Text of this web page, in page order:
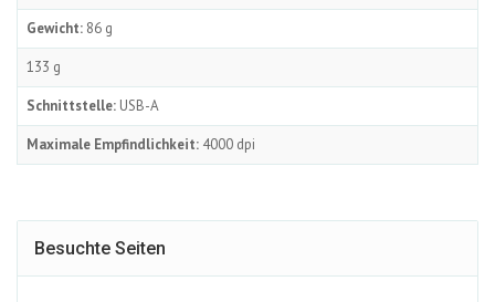
Gewicht: 86 g
133 g
Schnittstelle: USB-A
Maximale Empfindlichkeit: 4000 dpi
Besuchte Seiten